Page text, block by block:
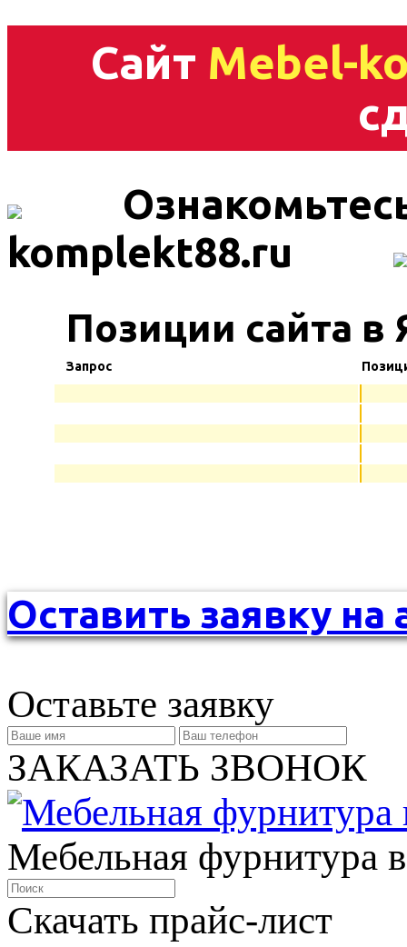
Сайт Mebel-
komplekt88.ru
Позиции сайта в
Запрос
Оставить заявку на
Оставьте заявку
ЗАКАЗАТЬ ЗВОНОК
Мебельная фурнитура
Скачать прайс-лист